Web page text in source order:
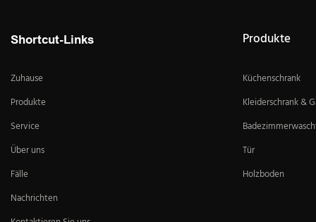
Shortcut-Links
Zuhause
Produkte
Service
Über uns
Fälle
Nachrichten
Produkte
Küchenschrank
Kleiderschrank &
Tür
Holzboden